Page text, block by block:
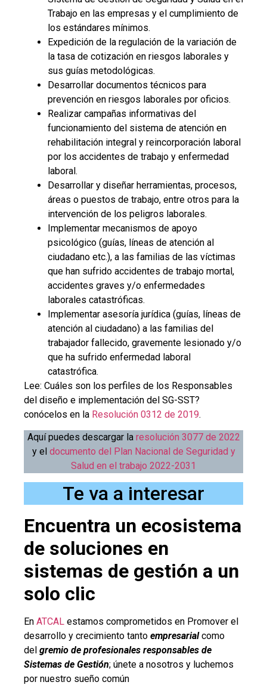
Trabajo en las empresas y el cumplimiento de
los estándares mínimos.
Expedición de la regulación de la variación de
la tasa de cotización en riesgos laborales y
sus guías metodológicas.
Desarrollar documentos técnicos para
prevención en riesgos laborales por oficios.
Realizar campañas informativas del
funcionamiento del sistema de atención en
rehabilitación integral y reincorporación laboral
por los accidentes de trabajo y enfermedad
laboral.
Desarrollar y diseñar herramientas, procesos,
áreas o puestos de trabajo, entre otros para la
intervención de los peligros laborales.
Implementar mecanismos de apoyo
psicológico (guías, líneas de atención al
ciudadano etc.), a las familias de las víctimas
que han sufrido accidentes de trabajo mortal,
accidentes graves y/o enfermedades
laborales catastróficas.
Implementar asesoría jurídica (guías, líneas de
atención al ciudadano) a las familias del
trabajador fallecido, gravemente lesionado y/o
que ha sufrido enfermedad laboral
catastrófica.
Lee: Cuáles son los perfiles de los Responsables
del diseño e implementación del SG-SST?
conócelos en la Resolución 0312 de 2019.
Aquí puedes descargar la resolución 3077 de 2022
y el documento del Plan Nacional de Seguridad y
Salud en el trabajo 2022-2031
Te va a interesar
Encuentra un ecosistema
de soluciones en
sistemas de gestión a un
solo clic
En ATCAL estamos comprometidos en Promover el
desarrollo y crecimiento tanto empresarial como
del gremio de profesionales responsables de
Sistemas de Gestión; únete a nosotros y luchemos
por nuestro sueño común